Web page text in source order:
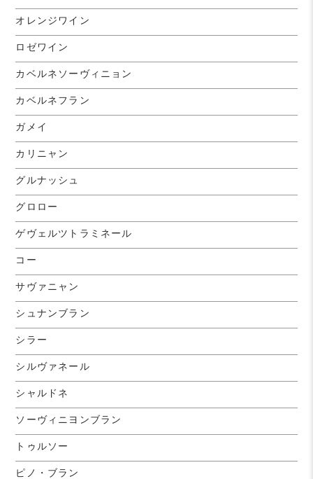
オレンジワイン
ロゼワイン
カベルネソーヴィニョン
カベルネフラン
ガメイ
カリニャン
グルナッシュ
グロロー
ゲヴェルツトラミネール
コー
サヴァニャン
シュナンブラン
シラー
シルヴァネール
シャルドネ
ソーヴィニヨンブラン
トゥルソー
ピノ・ブラン